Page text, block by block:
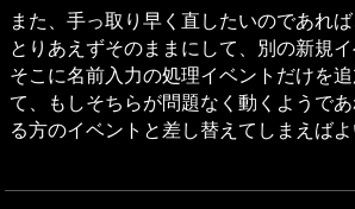
また、手っ取り早く直したいのであれ
とりあえずそのままにして、別の新規イ
そこに名前入力の処理イベントだけを
て、もしそちらが問題なく動くようで
る方のイベントと差し替えてしまえばよ